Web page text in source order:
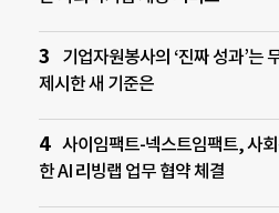
기업자원봉사의 ‘진짜 성과’는
제시한 새 기준은
사이임팩트-넥스트임팩트, 사
한 AI 리빙랩 업무 협약 체결